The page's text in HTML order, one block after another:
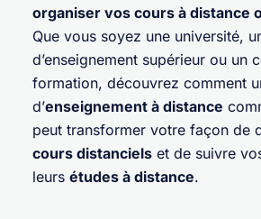
organiser vos cours à distance
Que vous soyez une université,
d’enseignement supérieur ou un
formation, découvrez comment
d’enseignement à distance
peut transformer votre façon de
cours distancielset de suivre
leurs études à distance.